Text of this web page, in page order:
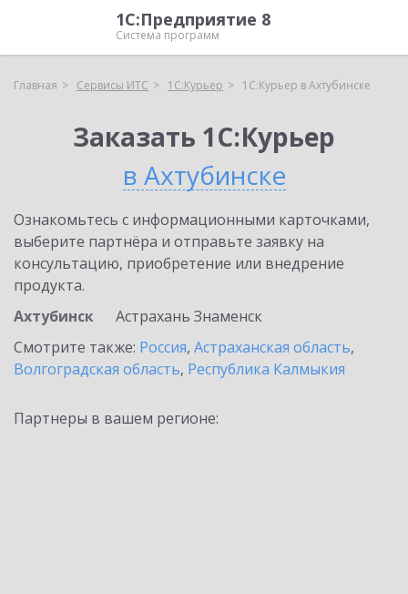
1С:Предприятие 8
Система программ
Главная Сервисы ИТС 1С:Курьер 1С:Курьер в Ахтубинске
Заказать 1С:Курьер
в Ахтубинске
Ознакомьтесь с информационными карточками,
выберите партнёра и отправьте заявку на
консультацию, приобретение или внедрение
продукта.
Ахтубинск
Астрахань Знаменск
Смотрите также: Россия, Астраханская область,
Волгоградская область, Республика Калмыкия
Партнеры в вашем регионе: